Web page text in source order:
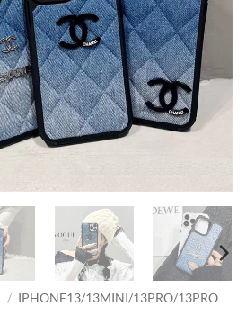
/ IPHONE13/13MINI/13PRO/13PRO